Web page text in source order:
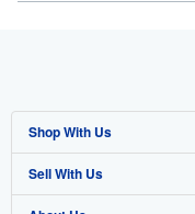
Shop With Us
Advanced Search
Sell With Us